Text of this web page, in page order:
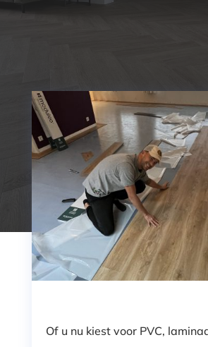
Of u nu kiest voor PVC,